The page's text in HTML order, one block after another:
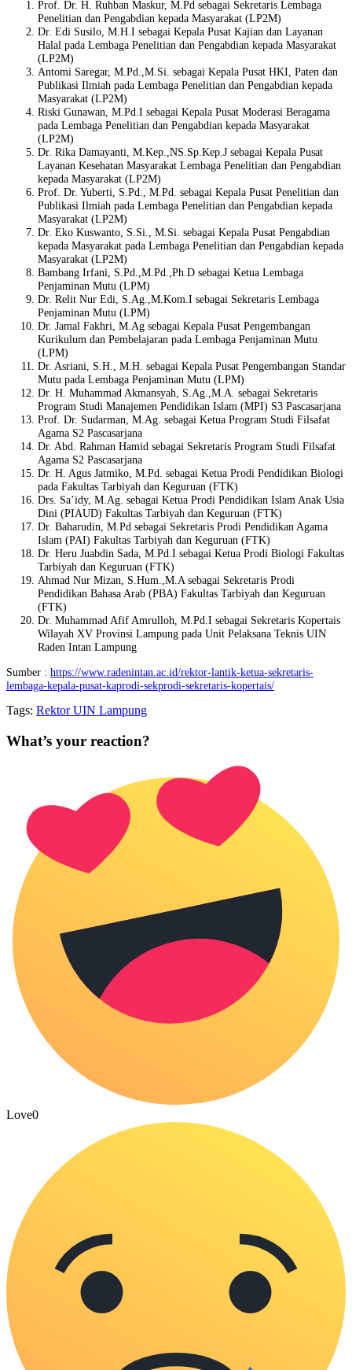
Prof. Dr. H. Ruhban Maskur, M.Pd sebagai Sekretaris Lembaga
Penelitian dan Pengabdian kepada Masyarakat (LP2M)
Dr. Edi Susilo, M.H.I sebagai Kepala Pusat Kajian dan Layanan
Halal pada Lembaga Penelitian dan Pengabdian kepada Masyarakat
(LP2M)
Antomi Saregar, M.Pd.,M.Si. sebagai Kepala Pusat HKI, Paten dan
Publikasi Ilmiah pada Lembaga Penelitian dan Pengabdian kepada
Masyarakat (LP2M)
Riski Gunawan, M.Pd.I sebagai Kepala Pusat Moderasi Beragama
pada Lembaga Penelitian dan Pengabdian kepada Masyarakat
(LP2M)
Dr. Rika Damayanti, M.Kep.,NS.Sp.Kep.J sebagai Kepala Pusat
Layanan Kesehatan Masyarakat Lembaga Penelitian dan Pengabdian
kepada Masyarakat (LP2M)
Prof. Dr. Yuberti, S.Pd., M.Pd. sebagai Kepala Pusat Penelitian dan
Publikasi Ilmiah pada Lembaga Penelitian dan Pengabdian kepada
Masyarakat (LP2M)
Dr. Eko Kuswanto, S.Si., M.Si. sebagai Kepala Pusat Pengabdian
kepada Masyarakat pada Lembaga Penelitian dan Pengabdian kepada
Masyarakat (LP2M)
Bambang Irfani, S.Pd.,M.Pd.,Ph.D sebagai Ketua Lembaga
Penjaminan Mutu (LPM)
Dr. Relit Nur Edi, S.Ag.,M.Kom.I sebagai Sekretaris Lembaga
Penjaminan Mutu (LPM)
Dr. Jamal Fakhri, M.Ag sebagai Kepala Pusat Pengembangan
Kurikulum dan Pembelajaran pada Lembaga Penjaminan Mutu
(LPM)
Dr. Asriani, S.H., M.H. sebagai Kepala Pusat Pengembangan Standar
Mutu pada Lembaga Penjaminan Mutu (LPM)
Dr. H. Muhammad Akmansyah, S.Ag.,M.A. sebagai Sekretaris
Program Studi Manajemen Pendidikan Islam (MPI) S3 Pascasarjana
Prof. Dr. Sudarman, M.Ag. sebagai Ketua Program Studi Filsafat
Agama S2 Pascasarjana
Dr. Abd. Rahman Hamid sebagai Sekretaris Program Studi Filsafat
Agama S2 Pascasarjana
Dr. H. Agus Jatmiko, M.Pd. sebagai Ketua Prodi Pendidikan Biologi
pada Fakultas Tarbiyah dan Keguruan (FTK)
Drs. Sa’idy, M.Ag. sebagai Ketua Prodi Pendidikan Islam Anak Usia
Dini (PIAUD) Fakultas Tarbiyah dan Keguruan (FTK)
Dr. Baharudin, M.Pd sebagai Sekretaris Prodi Pendidikan Agama
Islam (PAI) Fakultas Tarbiyah dan Keguruan (FTK)
Dr. Heru Juabdin Sada, M.Pd.I sebagai Ketua Prodi Biologi Fakultas
Tarbiyah dan Keguruan (FTK)
Ahmad Nur Mizan, S.Hum.,M.A sebagai Sekretaris Prodi
Pendidikan Bahasa Arab (PBA) Fakultas Tarbiyah dan Keguruan
(FTK)
Dr. Muhammad Afif Amrulloh, M.Pd.I sebagai Sekretaris Kopertais
Wilayah XV Provinsi Lampung pada Unit Pelaksana Teknis UIN
Raden Intan Lampung
Sumber : https://www.radenintan.ac.id/rektor-lantik-ketua-sekretaris-
lembaga-kepala-pusat-kaprodi-sekprodi-sekretaris-kopertais/
Tags: Rektor UIN Lampung
What’s your reaction?
Love0